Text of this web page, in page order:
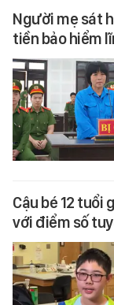
Người mẹ sát
tiền bảo hiểm
Cậu bé 12 tuổi
với điểm số